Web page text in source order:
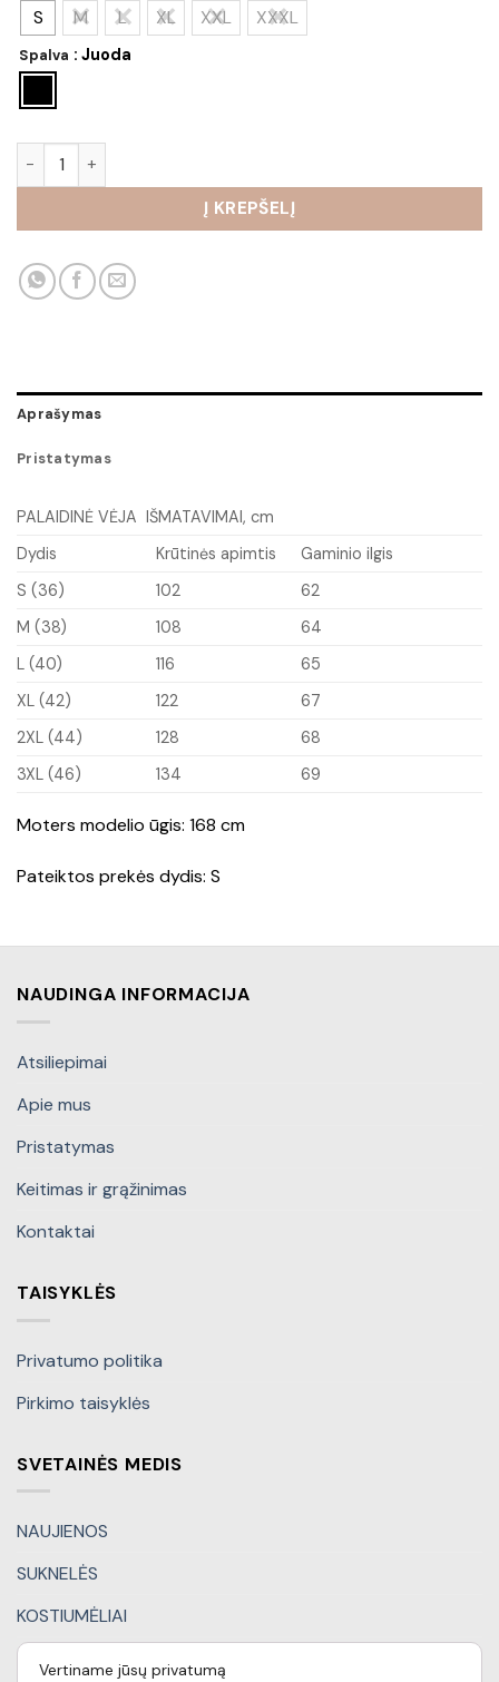
S M L XL XXL XXXL
Spalva : Juoda
produkto kiekis: Palaidinė Vėja
Į KREPŠELĮ
Aprašymas
Pristatymas
PALAIDINĖ VĖJA IŠMATAVIMAI, cm
Dydis
Krūtinės apimtis
Gaminio ilgis
S (36)
102
62
M (38)
108
64
L (40)
116
65
XL (42)
122
67
2XL (44)
128
68
3XL (46)
134 69
Moters modelio ūgis: 168 cm
Pateiktos prekės dydis: S
NAUDINGA INFORMACIJA
Atsiliepimai
Apie mus
Pristatymas
Keitimas ir grąžinimas
Kontaktai
TAISYKLĖS
Privatumo politika
Pirkimo taisyklės
SVETAINĖS MEDIS
NAUJIENOS
SUKNELĖS
KOSTIUMĖLIAI
KITI DRABUŽIAI
Vertiname jūsų privatumą